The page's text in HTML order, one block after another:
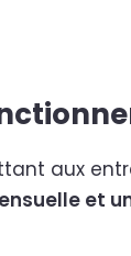
aux
et